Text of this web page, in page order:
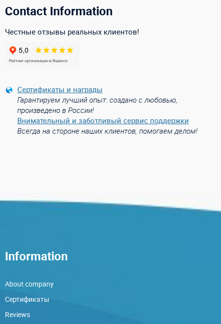
Contact Information
Честные отзывы реальных клиентов!
Сертификаты и награды
Гарантируем лучший опыт: создано с любовью,
произведено в России!
Внимательный и заботливый сервис поддержки
Всегда на стороне наших клиентов, помогаем делом!
Information
About company
Сертификаты
Reviews